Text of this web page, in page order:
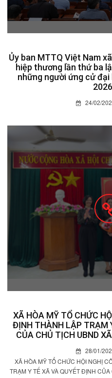
Ủy ban MTTQ Việt Nam
hiệp thương lần thứ ba
những người ứng cử đại
24/02/
XÃ HÒA MỸ TỔ CHỨC
ĐỊNH THÀNH LẬP TRẠM
CỦA CHỦ TỊCH UBND
28/01/
XÃ HÒA MỸ TỔ CHỨC HỘI NGHỊ
TRẠM Y TẾ XÃ VÀ QUYẾT ĐỊNH